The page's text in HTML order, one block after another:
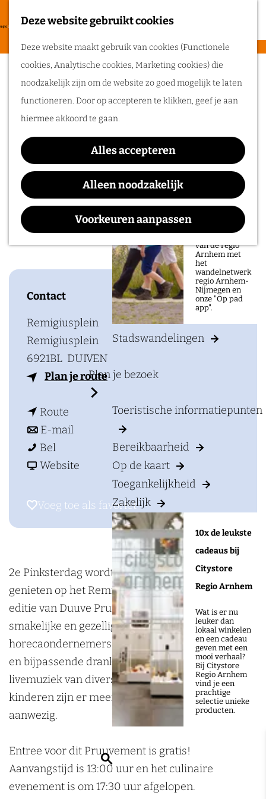
Deze website gebruikt cookies
Deze website maakt gebruik van cookies (Functionele
cookies, Analytische cookies, Marketing cookies) die
noodzakelijk zijn om de website zo goed mogelijk te laten
functioneren. Door op accepteren te klikken, geef je aan
hiermee akkoord te gaan.
Alles accepteren
Alleen noodzakelijk
Voorkeuren aanpassen
a
F
a
v
o
r
i
e
e
M
e
n
u
Routes
Wandelen
Routeplanner
Ga op pad in
natuur en rijke
van de regio
Arnhem met
het
wandelnetwerk
regio Arnhem-
Nijmegen en
onze "Op pad
app".
Stadswandelingen
Plan je bezoek
Toeristische informatiepunten
Bereikbaarheid
Op de kaart
Toegankelijkheid
Zakelijk
10x de leukste
cadeaus bij
Citystore
Regio Arnhem
Wat is er nu
leuker dan
lokaal winkelen
en een cadeau
geven met een
mooi verhaal?
Bij Citystore
Regio Arnhem
vind je een
prachtige
selectie unieke
producten.
Z
o
e
Sorry, deze activiteit is niet meer
beschikbaar. Bekijk hetactuele aanbodvoor
de beschikbare opties.
Duuve Pruuve
Waar:
DUIVEN
Wanneer:
t/m 25 mei
Contact
Remigiusplein
Remigiusplein
6921BL DUIVEN
Plan je routen
a
D
u
u
v
e
P
u
u
v
e
Route
a
r
u
P
r
u
u
v
e
E-mail
a
D
e
P
r
u
u
v
e
Bel
u
v
u
u
v
e
Website
n
v
e
P
r
u
u
v
e
Voeg toe als favoriet
Voeg toe als favoriet
2e Pinksterdag wordt het weer smullen en
genieten op het Remigiusplein in Duiven! De 4e
editie van Duuve Pruuve belooft weer een
smakelijke en gezellige middag te worden. 10
horecaondernemers presenteren hun gerechten
en bijpassende dranken onder het genot van
livemuziek van diverse artiesten. Voor de
kinderen zijn er meerdere springkussens
aanwezig.
Entree voor dit Pruuvement is gratis!
Aanvangstijd is 13:00 uur en het culinaire
evenement is om 17:30 uur afgelopen.